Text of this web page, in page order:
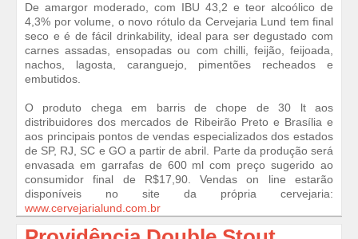
De amargor moderado, com IBU 43,2 e teor alcoólico de
4,3% por volume, o novo rótulo da Cervejaria Lund tem final
seco e é de fácil drinkability, ideal para ser degustado com
carnes assadas, ensopadas ou com chilli, feijão, feijoada,
nachos, lagosta, caranguejo, pimentões recheados e
embutidos.
O produto chega em barris de chope de 30 lt aos
distribuidores dos mercados de Ribeirão Preto e Brasília e
aos principais pontos de vendas especializados dos estados
de SP, RJ, SC e GO a partir de abril. Parte da produção será
envasada em garrafas de 600 ml com preço sugerido ao
consumidor final de R$17,90. Vendas on line estarão
disponíveis no site da própria cervejaria:
www.cervejarialund.com.br